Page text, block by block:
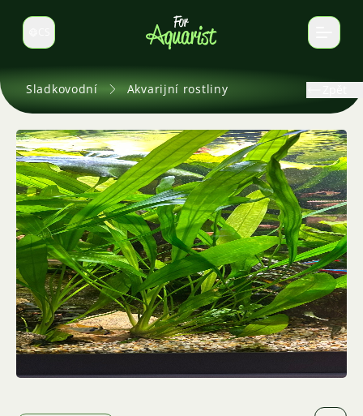
Select language
Sladkovodní Akvarijní rostliny